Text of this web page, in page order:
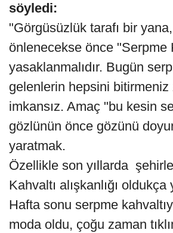
söyledi:
"Görgüsüzlük tarafı bir
önlenecekse önce "Serpme
yasaklanmalıdır. Bugün
gelenlerin hepsini bitirmeniz
imkansız. Amaç "bu kesin
gözlünün önce gözünü
yaratmak.
Özellikle son yıllarda
Kahvaltı alışkanlığı oldukça
Hafta sonu serpme
moda oldu, çoğu zaman